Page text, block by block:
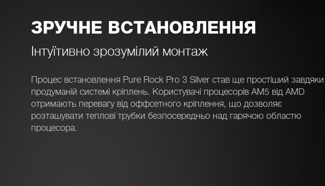
ЗРУЧНЕ ВСТАНОВЛЕННЯ
Інтуїтивно зрозумілий монтаж
Процес встановлення Pure Rock Pro 3 Silver став ще простіший завдяки
продуманій системі кріплень. Користувачі процесорів AM5 від AMD
отримають перевагу від оффсетного кріплення, що дозволяє
розташувати теплові трубки безпосередньо над гарячою областю
процесора.